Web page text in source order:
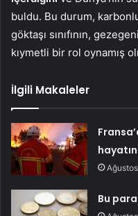
buldu. Bu durum,
göktaşı sınıfının,
kıymetli bir rol oynamış
İlgili Makaleler
Bu